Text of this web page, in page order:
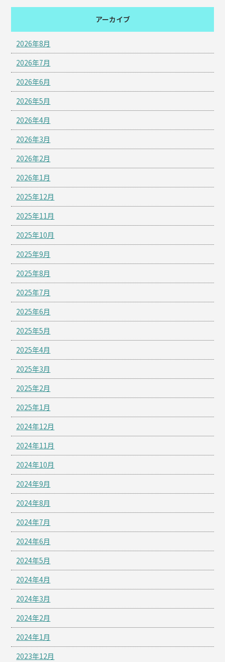
アーカイブ
2026年8月
2026年7月
2026年6月
2026年5月
2026年4月
2026年3月
2026年2月
2026年1月
2025年12月
2025年11月
2025年10月
2025年9月
2025年8月
2025年7月
2025年6月
2025年5月
2025年4月
2025年3月
2025年2月
2025年1月
2024年12月
2024年11月
2024年10月
2024年9月
2024年8月
2024年7月
2024年6月
2024年5月
2024年4月
2024年3月
2024年2月
2024年1月
2023年12月